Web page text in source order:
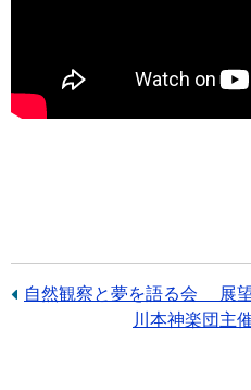
前
自然観察と夢を語る会 展
次
川本神楽団主